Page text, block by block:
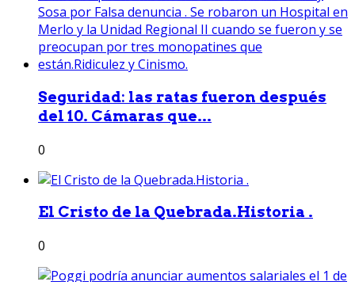
Seguridad: las ratas fueron después
del 10. Cámaras que...
0
El Cristo de la Quebrada.Historia .
0